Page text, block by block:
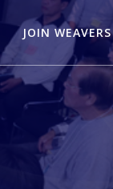
JOIN WEAVERS